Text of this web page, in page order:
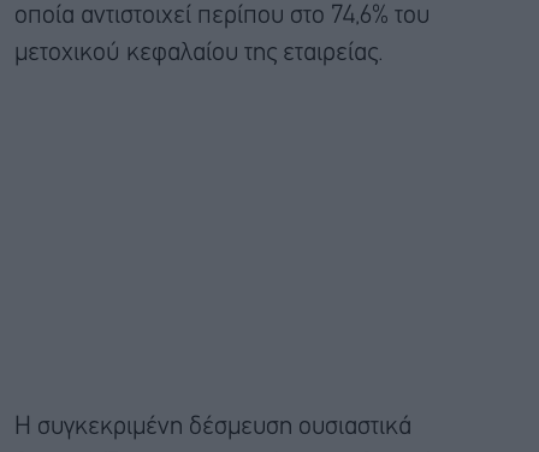
οποία αντιστοιχεί περίπου στο 74,6% του
μετοχικού κεφαλαίου της εταιρείας.
Η συγκεκριμένη δέσμευση ουσιαστικά